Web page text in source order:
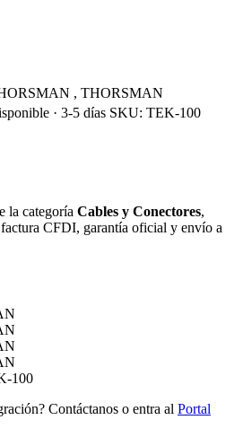
, THORSMAN
· 3-5 días SKU: TEK-100
la categoría Cables y Conectores,
CFDI, garantía oficial y envío a
100
Contáctanos o entra al Portal